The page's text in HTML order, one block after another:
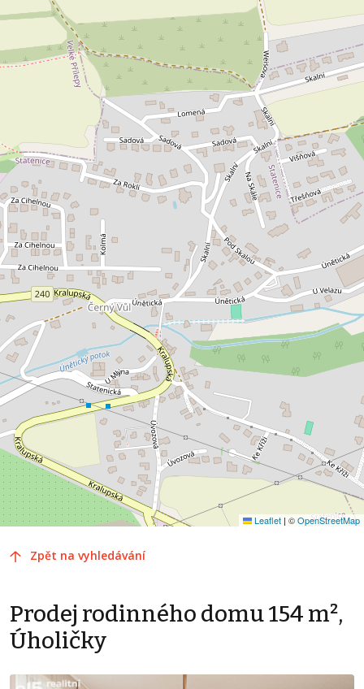
Leaflet | ©OpenStreetMap
Zpět na vyhledávání
Prodej rodinného domu 154 m²,
Úholičky